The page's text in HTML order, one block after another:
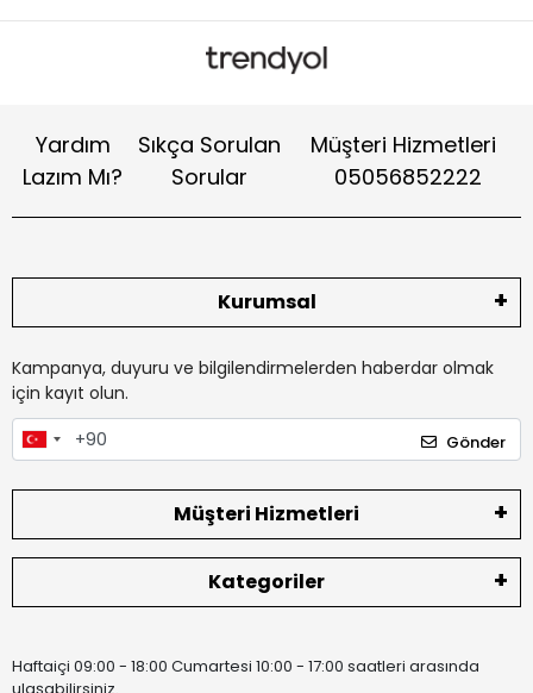
Yardım
Lazım Mı?
Sıkça Sorulan
Sorular
Müşteri Hizmetleri
05056852222
Kurumsal
Kampanya, duyuru ve bilgilendirmelerden haberdar olmak
için kayıt olun.
Gönder
Müşteri Hizmetleri
Kategoriler
Haftaiçi 09:00 - 18:00 Cumartesi 10:00 - 17:00 saatleri arasında